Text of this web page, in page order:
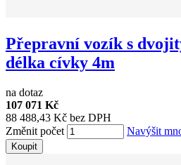
Přepravní vozík s
délka cívky 4m
na dotaz
107 071 Kč
88 488,43 Kč bez DPH
Změnit počet
Navýšit
Koupit